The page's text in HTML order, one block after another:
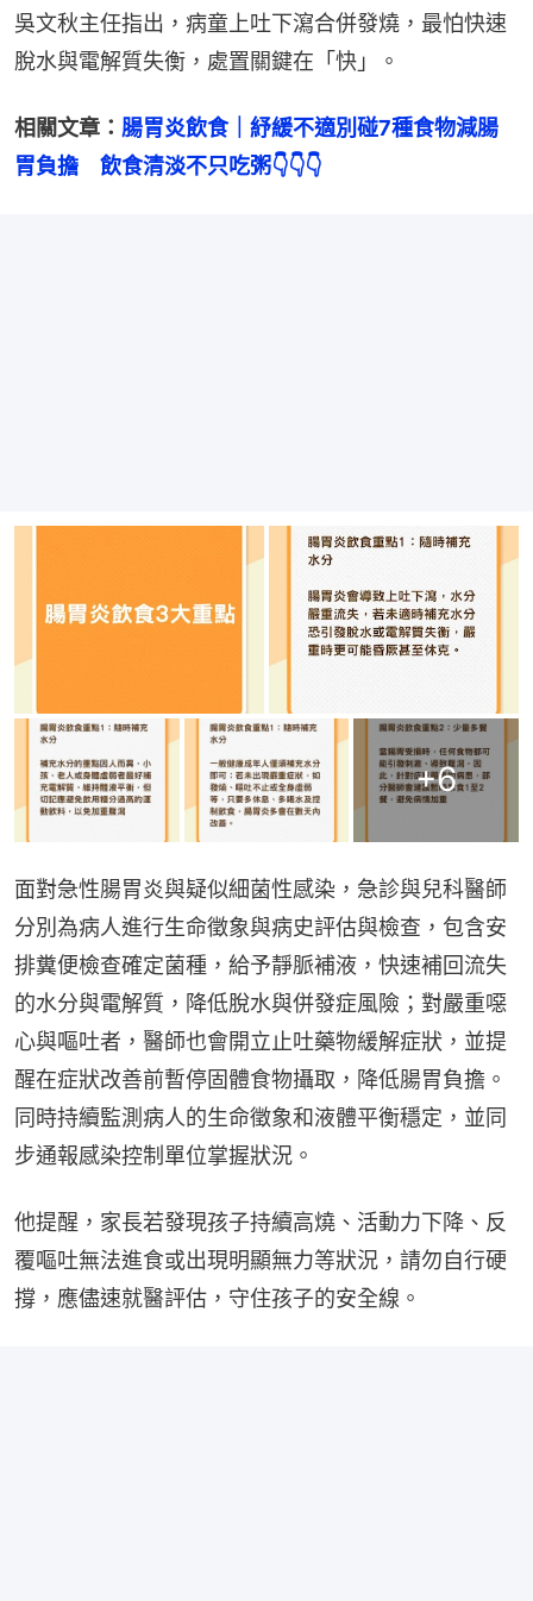
吳文秋主任指出，病童上吐下瀉合併發燒，最怕快速
脫水與電解質失衡，處置關鍵在「快」。
相關文章： 腸胃炎飲食｜紓緩不適別碰7種食物減腸
胃負擔　飲食清淡不只吃粥👇👇👇
+6
面對急性腸胃炎與疑似細菌性感染，急診與兒科醫師
分別為病人進行生命徵象與病史評估與檢查，包含安
排糞便檢查確定菌種，給予靜脈補液，快速補回流失
的水分與電解質，降低脫水與併發症風險；對嚴重噁
心與嘔吐者，醫師也會開立止吐藥物緩解症狀，並提
醒在症狀改善前暫停固體食物攝取，降低腸胃負擔。
同時持續監測病人的生命徵象和液體平衡穩定，並同
步通報感染控制單位掌握狀況。
他提醒，家長若發現孩子持續高燒、活動力下降、反
覆嘔吐無法進食或出現明顯無力等狀況，請勿自行硬
撐，應儘速就醫評估，守住孩子的安全線。